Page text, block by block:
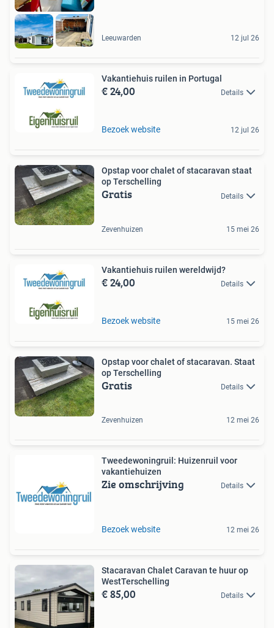
Leeuwarden 12 jul 26
Vakantiehuis ruilen in Portugal
€ 24,00 Details
Bezoek website 12 jul 26
Opstap voor chalet of stacaravan staat
op Terschelling
Gratis Details
Zevenhuizen 15 mei 26
Vakantiehuis ruilen wereldwijd?
€ 24,00 Details
Bezoek website 15 mei 26
Opstap voor chalet of stacaravan. Staat
op Terschelling
Gratis Details
Zevenhuizen 12 mei 26
Tweedewoningruil: Huizenruil voor
vakantiehuizen
Zie omschrijving Details
Bezoek website 12 mei 26
Stacaravan Chalet Caravan te huur op
WestTerschelling
€ 85,00 Details